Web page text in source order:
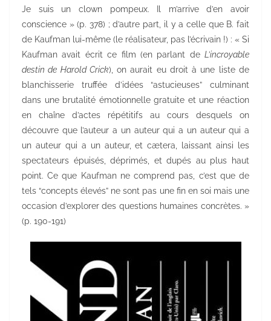
Je suis un clown pompeux. Il m’arrive d’en avoir
conscience » (p. 378) ; d’autre part, il y a celle que B. fait
de Kaufman lui-même (le réalisateur, pas l’écrivain !) : « Si
Kaufman avait écrit ce film (en parlant de L’incroyable
destin de Harold Crick), on aurait eu droit à une liste de
blanchisserie truffée d’idées “astucieuses” culminant
dans une brutalité émotionnelle gratuite et une réaction
en chaîne d’actes répétitifs au cours desquels on
découvre que l’auteur a un auteur qui a un auteur qui a
un auteur qui a un auteur, et cætera, laissant ainsi les
spectateurs épuisés, déprimés, et dupés au plus haut
point. Ce que Kaufman ne comprend pas, c’est que de
tels “concepts élevés” ne sont pas une fin en soi mais une
occasion d’explorer des questions humaines concrètes. »
(p. 190-191)